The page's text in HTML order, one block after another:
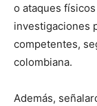
o ataques
investigaciones
competentes,
colombiana.
Además,